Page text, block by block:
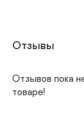
Отзывы
Отзывов пока
товаре!